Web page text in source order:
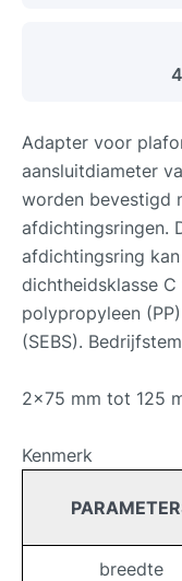
Adapter voor
aansluitdiameter
worden bevestigd
afdichtingsringen.
afdichtingsring
dichtheidsklasse
polypropyleen
(SEBS).
2x75 mm tot 125
Kenmerk
breedte